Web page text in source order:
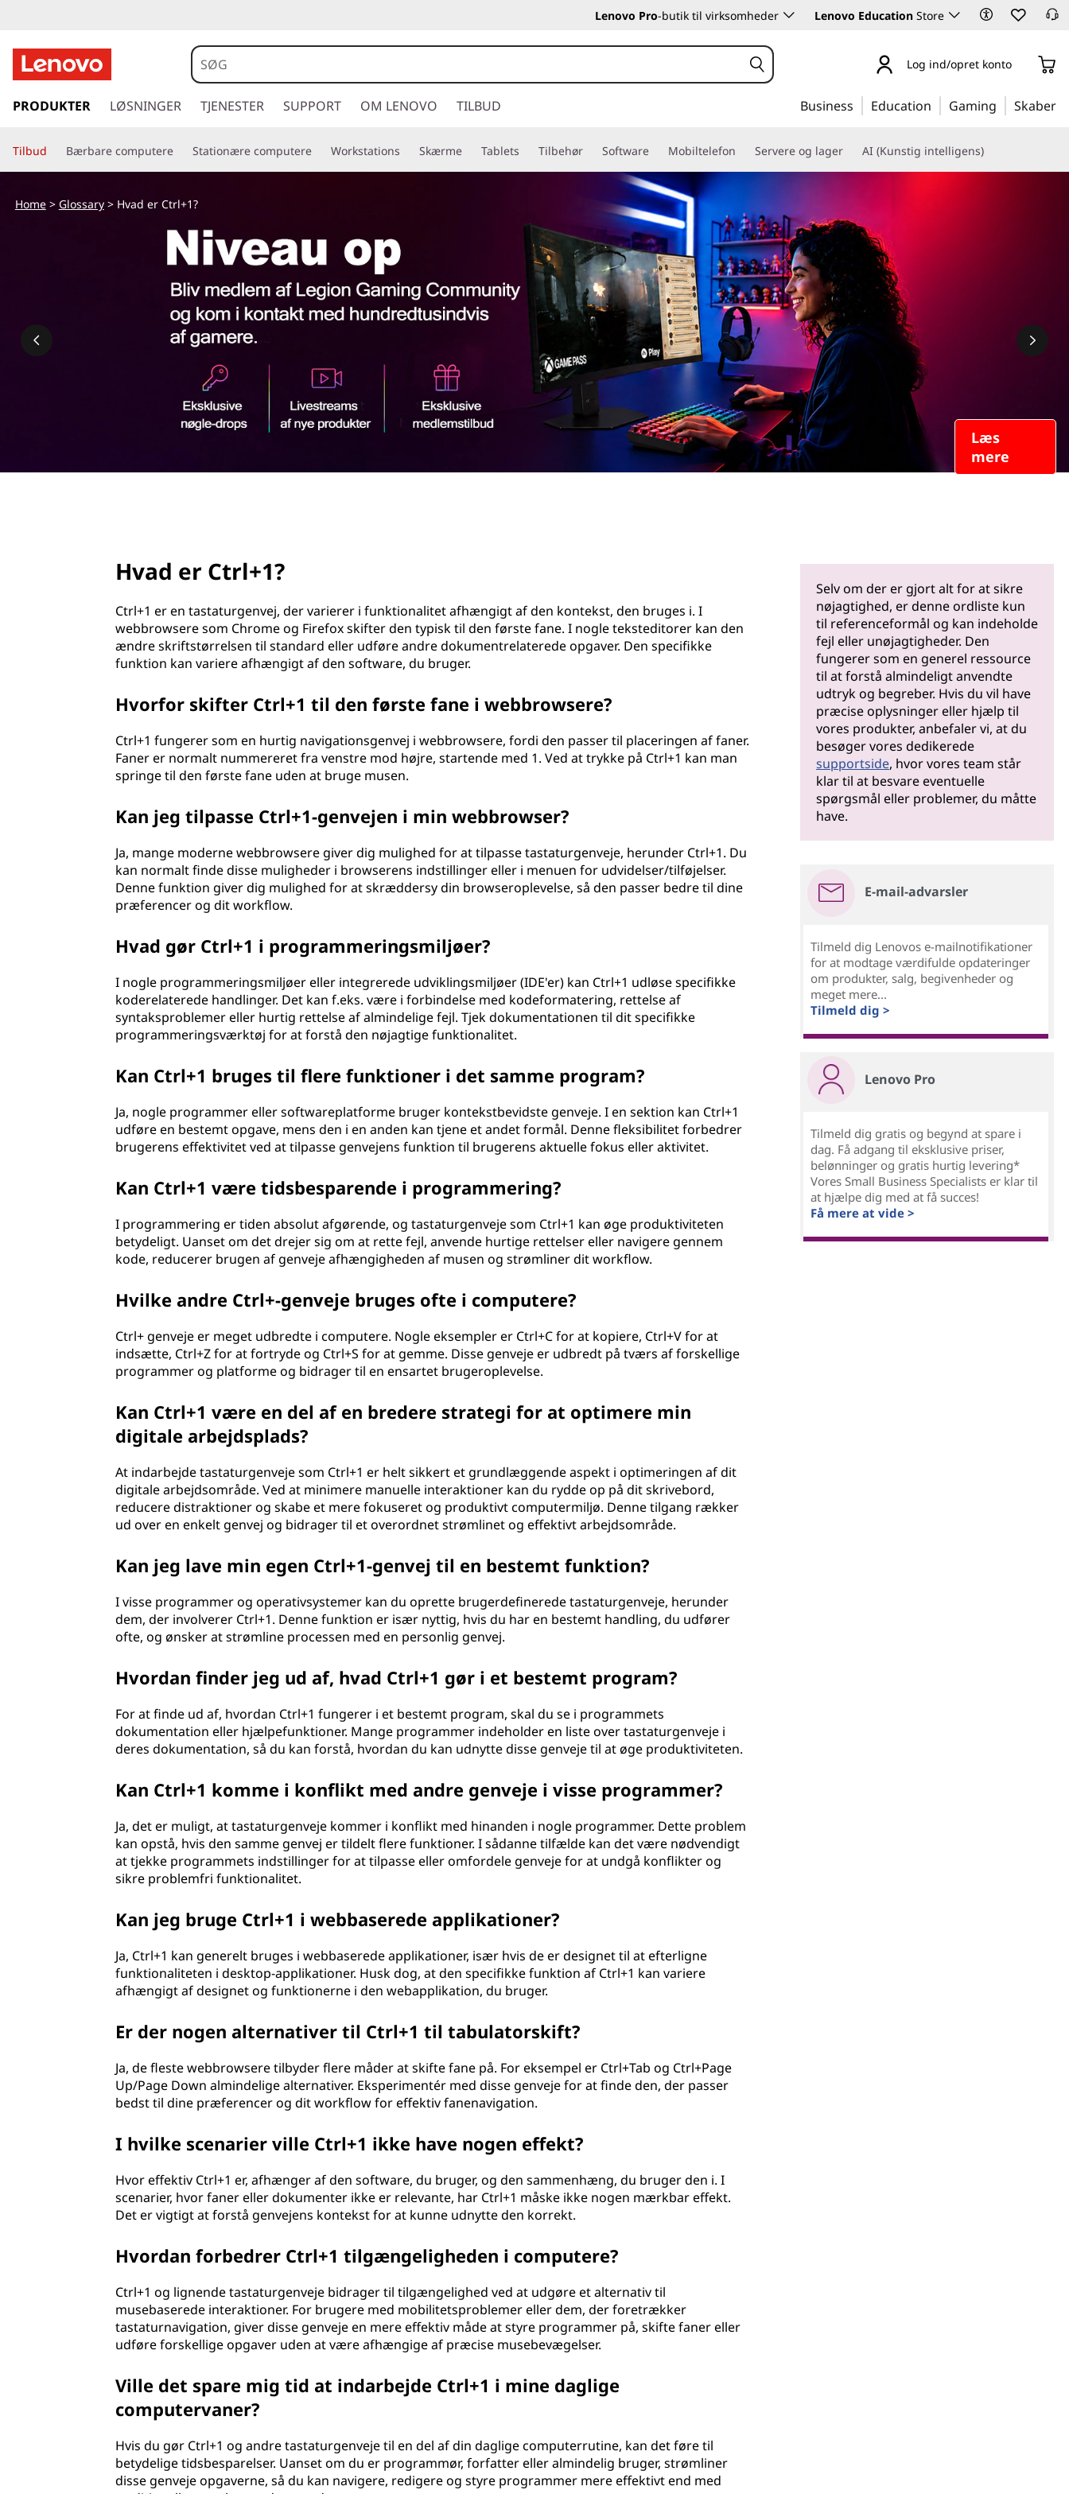
v
a
d
e
Lenovo Pro-butik til virksomheder Lenovo Education Store
p
n
g
i
Log ind/opret konto
PRODUKTER LØSNINGER TJENESTER SUPPORT OM LENOVO TILBUD Business Education Gaming Skaber
Tilbud Bærbare computere Stationære computere Workstations Skærme Tablets Tilbehør Software Mobiltelefon Servere og lager AI (Kunstig intelligens)
Læs
mere
Home> Glossary> Hvad er Ctrl+1?
Hvad er Ctrl+1?
Ctrl+1 er en tastaturgenvej, der varierer i funktionalitet afhængigt af den kontekst, den bruges i. I
webbrowsere som Chrome og Firefox skifter den typisk til den første fane. I nogle teksteditorer kan den
ændre skriftstørrelsen til standard eller udføre andre dokumentrelaterede opgaver. Den specifikke
funktion kan variere afhængigt af den software, du bruger.
Hvorfor skifter Ctrl+1 til den første fane i webbrowsere?
Ctrl+1 fungerer som en hurtig navigationsgenvej i webbrowsere, fordi den passer til placeringen af faner.
Faner er normalt nummereret fra venstre mod højre, startende med 1. Ved at trykke på Ctrl+1 kan man
springe til den første fane uden at bruge musen.
Kan jeg tilpasse Ctrl+1-genvejen i min webbrowser?
Ja, mange moderne webbrowsere giver dig mulighed for at tilpasse tastaturgenveje, herunder Ctrl+1. Du
kan normalt finde disse muligheder i browserens indstillinger eller i menuen for udvidelser/tilføjelser.
Denne funktion giver dig mulighed for at skræddersy din browseroplevelse, så den passer bedre til dine
præferencer og dit workflow.
Hvad gør Ctrl+1 i programmeringsmiljøer?
I nogle programmeringsmiljøer eller integrerede udviklingsmiljøer (IDE'er) kan Ctrl+1 udløse specifikke
koderelaterede handlinger. Det kan f.eks. være i forbindelse med kodeformatering, rettelse af
syntaksproblemer eller hurtig rettelse af almindelige fejl. Tjek dokumentationen til dit specifikke
programmeringsværktøj for at forstå den nøjagtige funktionalitet.
Kan Ctrl+1 bruges til flere funktioner i det samme program?
Ja, nogle programmer eller softwareplatforme bruger kontekstbevidste genveje. I en sektion kan Ctrl+1
udføre en bestemt opgave, mens den i en anden kan tjene et andet formål. Denne fleksibilitet forbedrer
brugerens effektivitet ved at tilpasse genvejens funktion til brugerens aktuelle fokus eller aktivitet.
Kan Ctrl+1 være tidsbesparende i programmering?
I programmering er tiden absolut afgørende, og tastaturgenveje som Ctrl+1 kan øge produktiviteten
betydeligt. Uanset om det drejer sig om at rette fejl, anvende hurtige rettelser eller navigere gennem
kode, reducerer brugen af genveje afhængigheden af musen og strømliner dit workflow.
Hvilke andre Ctrl+-genveje bruges ofte i computere?
Ctrl+ genveje er meget udbredte i computere. Nogle eksempler er Ctrl+C for at kopiere, Ctrl+V for at
indsætte, Ctrl+Z for at fortryde og Ctrl+S for at gemme. Disse genveje er udbredt på tværs af forskellige
programmer og platforme og bidrager til en ensartet brugeroplevelse.
Kan Ctrl+1 være en del af en bredere strategi for at optimere min
digitale arbejdsplads?
At indarbejde tastaturgenveje som Ctrl+1 er helt sikkert et grundlæggende aspekt i optimeringen af dit
digitale arbejdsområde. Ved at minimere manuelle interaktioner kan du rydde op på dit skrivebord,
reducere distraktioner og skabe et mere fokuseret og produktivt computermiljø. Denne tilgang rækker
ud over en enkelt genvej og bidrager til et overordnet strømlinet og effektivt arbejdsområde.
Kan jeg lave min egen Ctrl+1-genvej til en bestemt funktion?
I visse programmer og operativsystemer kan du oprette brugerdefinerede tastaturgenveje, herunder
dem, der involverer Ctrl+1. Denne funktion er især nyttig, hvis du har en bestemt handling, du udfører
ofte, og ønsker at strømline processen med en personlig genvej.
Hvordan finder jeg ud af, hvad Ctrl+1 gør i et bestemt program?
For at finde ud af, hvordan Ctrl+1 fungerer i et bestemt program, skal du se i programmets
dokumentation eller hjælpefunktioner. Mange programmer indeholder en liste over tastaturgenveje i
deres dokumentation, så du kan forstå, hvordan du kan udnytte disse genveje til at øge produktiviteten.
Kan Ctrl+1 komme i konflikt med andre genveje i visse programmer?
Ja, det er muligt, at tastaturgenveje kommer i konflikt med hinanden i nogle programmer. Dette problem
kan opstå, hvis den samme genvej er tildelt flere funktioner. I sådanne tilfælde kan det være nødvendigt
at tjekke programmets indstillinger for at tilpasse eller omfordele genveje for at undgå konflikter og
sikre problemfri funktionalitet.
Kan jeg bruge Ctrl+1 i webbaserede applikationer?
Ja, Ctrl+1 kan generelt bruges i webbaserede applikationer, især hvis de er designet til at efterligne
funktionaliteten i desktop-applikationer. Husk dog, at den specifikke funktion af Ctrl+1 kan variere
afhængigt af designet og funktionerne i den webapplikation, du bruger.
Er der nogen alternativer til Ctrl+1 til tabulatorskift?
Ja, de fleste webbrowsere tilbyder flere måder at skifte fane på. For eksempel er Ctrl+Tab og Ctrl+Page
Up/Page Down almindelige alternativer. Eksperimentér med disse genveje for at finde den, der passer
bedst til dine præferencer og dit workflow for effektiv fanenavigation.
I hvilke scenarier ville Ctrl+1 ikke have nogen effekt?
Hvor effektiv Ctrl+1 er, afhænger af den software, du bruger, og den sammenhæng, du bruger den i. I
scenarier, hvor faner eller dokumenter ikke er relevante, har Ctrl+1 måske ikke nogen mærkbar effekt.
Det er vigtigt at forstå genvejens kontekst for at kunne udnytte den korrekt.
Hvordan forbedrer Ctrl+1 tilgængeligheden i computere?
Ctrl+1 og lignende tastaturgenveje bidrager til tilgængelighed ved at udgøre et alternativ til
musebaserede interaktioner. For brugere med mobilitetsproblemer eller dem, der foretrækker
tastaturnavigation, giver disse genveje en mere effektiv måde at styre programmer på, skifte faner eller
udføre forskellige opgaver uden at være afhængige af præcise musebevægelser.
Ville det spare mig tid at indarbejde Ctrl+1 i mine daglige
computervaner?
Hvis du gør Ctrl+1 og andre tastaturgenveje til en del af din daglige computerrutine, kan det føre til
betydelige tidsbesparelser. Uanset om du er programmør, forfatter eller almindelig bruger, strømliner
disse genveje opgaverne, så du kan navigere, redigere og styre programmer mere effektivt end med
Selv om der er gjort alt for at sikre
nøjagtighed, er denne ordliste kun
til referenceformål og kan indeholde
fejl eller unøjagtigheder. Den
fungerer som en generel ressource
til at forstå almindeligt anvendte
udtryk og begreber. Hvis du vil have
præcise oplysninger eller hjælp til
vores produkter, anbefaler vi, at du
besøger vores dedikerede
supportside, hvor vores team står
klar til at besvare eventuelle
spørgsmål eller problemer, du måtte
have.
E-mail-advarsler
Tilmeld dig Lenovos e-mailnotifikationer
for at modtage værdifulde opdateringer
om produkter, salg, begivenheder og
meget mere...
Tilmeld dig >
Lenovo Pro
Tilmeld dig gratis og begynd at spare i
dag. Få adgang til eksklusive priser,
belønninger og gratis hurtig levering*
Vores Small Business Specialists er klar til
at hjælpe dig med at få succes!
Få mere at vide >